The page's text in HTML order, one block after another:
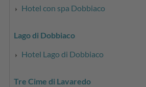
Hotel con spa Dobbiaco
Lago di Dobbiaco
Hotel Lago di Dobbiaco
Tre Cime di Lavaredo